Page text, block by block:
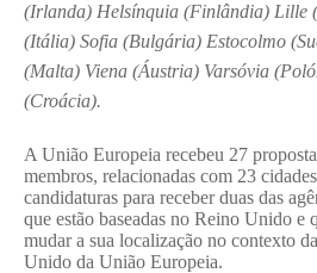
(Irlanda) Helsínquia (Finlândia) Lille
(Itália) Sofia (Bulgária) Estocolmo
(Malta) Viena (Áustria) Varsóvia
(Croácia).
A União Europeia recebeu 27
membros, relacionadas com 23
candidaturas para receber duas das
que estão baseadas no Reino Unido e
mudar a sua localização no contexto
Unido da União Europeia.